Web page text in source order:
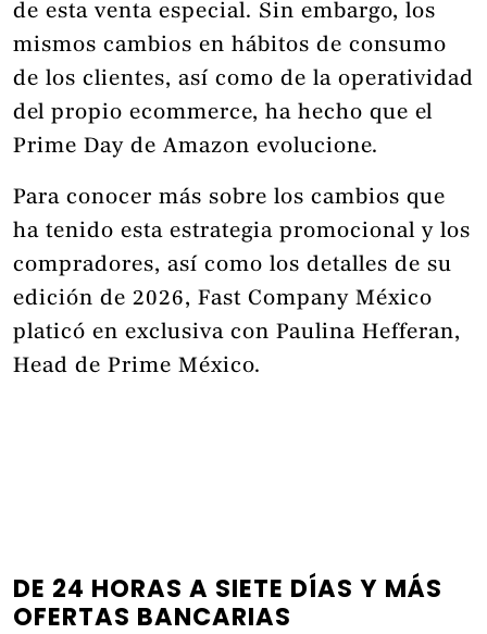
de esta venta especial. Sin embargo, los
mismos cambios en hábitos de consumo
de los clientes, así como de la operatividad
del propio ecommerce, ha hecho que el
Prime Day de Amazon evolucione.
Para conocer más sobre los cambios que
ha tenido esta estrategia promocional y los
compradores, así como los detalles de su
edición de 2026, Fast Company México
platicó en exclusiva con Paulina Hefferan,
Head de Prime México.
DE 24 HORAS A SIETE DÍAS Y MÁS
OFERTAS BANCARIAS